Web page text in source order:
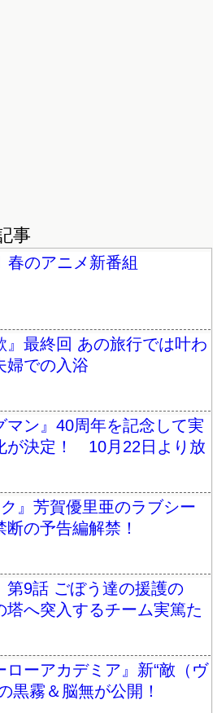
事
春のアニメ新番組
』最終回 あの旅行では叶わ
婦での入浴
マン』40周年を記念して実
が決定！ 10月22日より放
ク』芳賀優里亜のラブシー
断の予告編解禁！
第9話 ごぼう達の援護の
塔へ突入するチーム実篤た
ローアカデミア』新“敵（ヴ
黒霧＆脳無が公開！